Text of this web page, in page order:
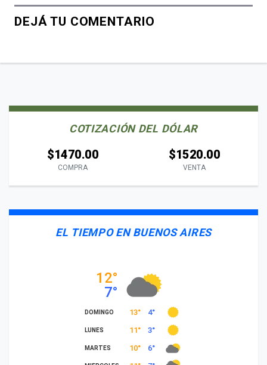
DEJÁ TU COMENTARIO
COTIZACIÓN DEL DÓLAR
$1470.00
COMPRA
$1520.00
VENTA
EL TIEMPO EN BUENOS AIRES